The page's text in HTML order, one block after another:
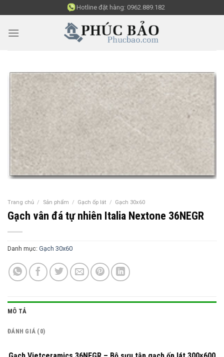
to
content
Hotline đặt hàng: 0962.889.182
Trang chủ / Sản phẩm / Gạch ốp lát / Gạch 30x60
Gạch vân đá tự nhiên Italia Nextone 36NEGR
Danh mục: Gạch 30x60
MÔ TẢ
ĐÁNH GIÁ (0)